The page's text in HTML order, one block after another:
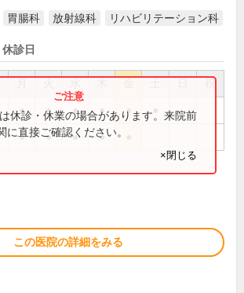
胃腸科 放射線科 リハビリテーション科
診日
祝
● ● ● ● ●
● ● ● ●
休診・休業の場合があります。来院前
に直接ご確認ください。
×閉じる
この医院の詳細をみる